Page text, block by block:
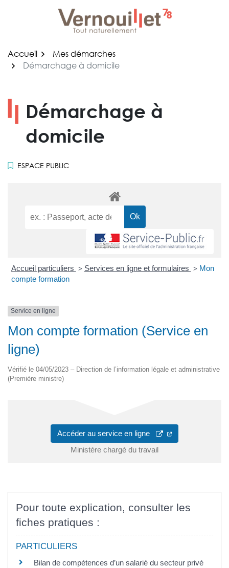
Accueil
Mes démarches
Démarchage à domicile
Démarchage à
domicile
ESPACE PUBLIC
Accueil particuliers > Services en ligne et formulaires > Mon
compte formation
Service en ligne
Mon compte formation (Service en
ligne)
Vérifié le 04/05/2023 – Direction de l’information légale et administrative
(Première ministre)
Accéder au service en ligne
(nouvelle fenêtre)
Ministère chargé du travail
Pour toute explication, consulter les
fiches pratiques :
PARTICULIERS
Bilan de compétences d’un salarié du secteur privé